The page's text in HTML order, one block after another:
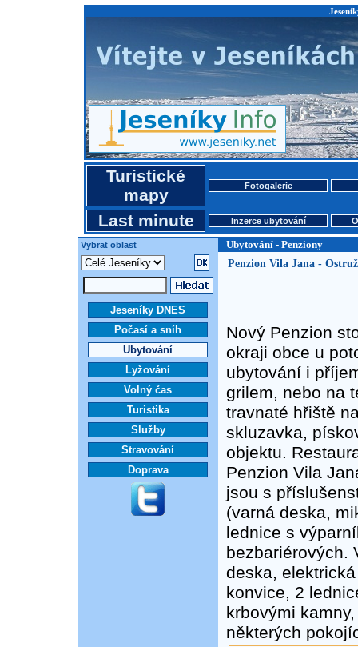
Turistické
mapy
Fotogalerie
Last minute Inzerce ubytování
Vybrat oblast Ubytování - Penziony
Jeseníky DNES
Počasí a sníh
Ubytování
Lyžování
Volný čas
Turistika
Služby
Stravování
Doprava
Penzion Vila Jana -
Nový Penzion
okraji obce u
ubytování i
grilem, nebo na
travnaté hřiště
skluzavka,
objektu.
Penzion Vila
jsou s
(varná deska,
lednice s
bezbariérových.
deska,
konvice, 2
krbovými
některých